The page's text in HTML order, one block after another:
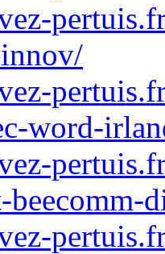
word-